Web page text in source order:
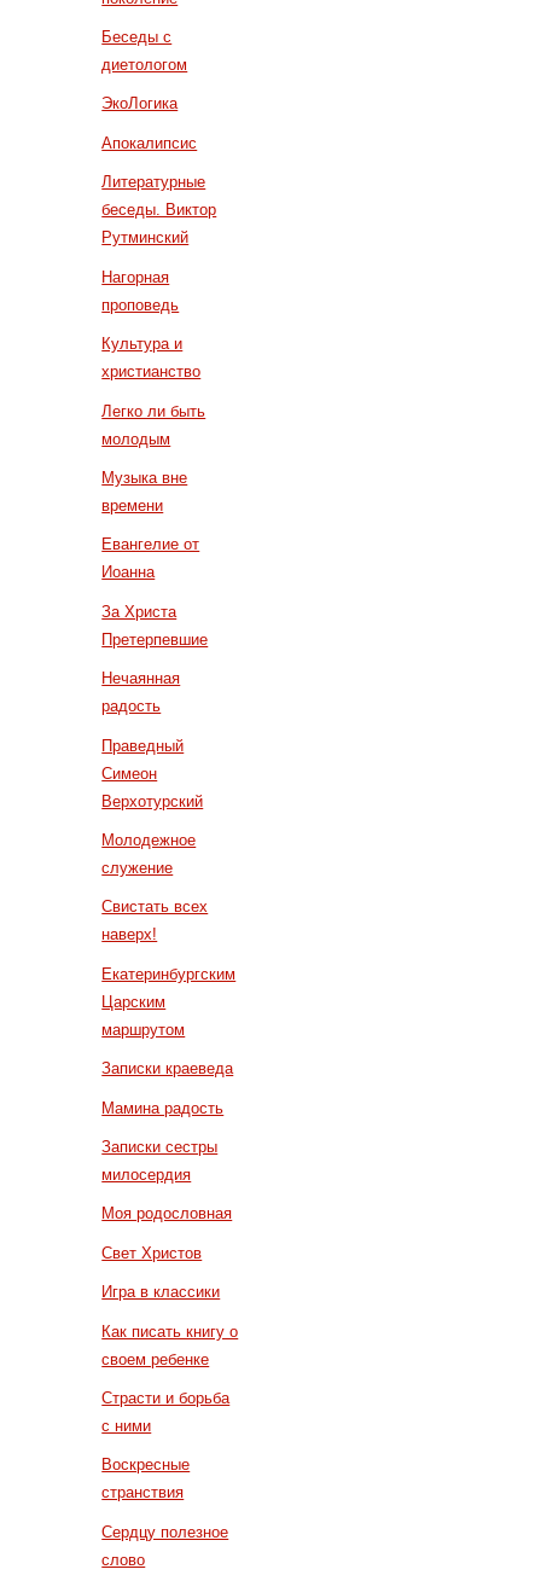
Беседы с
диетологом
ЭкоЛогика
Апокалипсис
Литературные
беседы. Виктор
Рутминский
Нагорная
проповедь
Культура и
христианство
Легко ли быть
молодым
Музыка вне
времени
Евангелие от
Иоанна
За Христа
Претерпевшие
Нечаянная
радость
Праведный
Симеон
Верхотурский
Молодежное
служение
Свистать всех
наверх!
Екатеринбургским
Царским
маршрутом
Записки краеведа
Мамина радость
Записки сестры
милосердия
Моя родословная
Свет Христов
Игра в классики
Как писать книгу о
своем ребенке
Страсти и борьба
с ними
Воскресные
странствия
Сердцу полезное
слово